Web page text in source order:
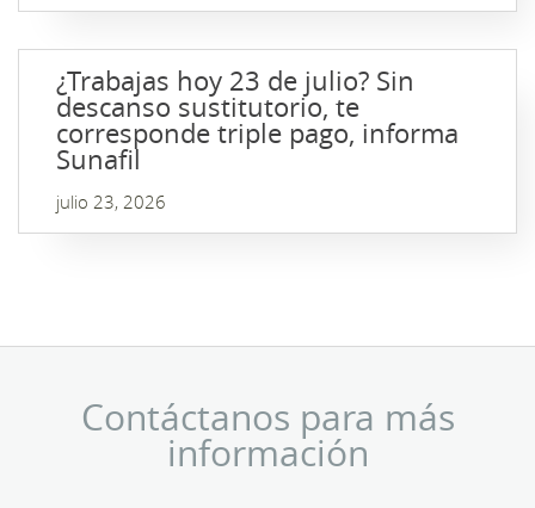
¿Trabajas hoy 23 de julio? Sin
descanso sustitutorio, te
corresponde triple pago, informa
Sunafil
julio 23, 2026
Contáctanos para más
información